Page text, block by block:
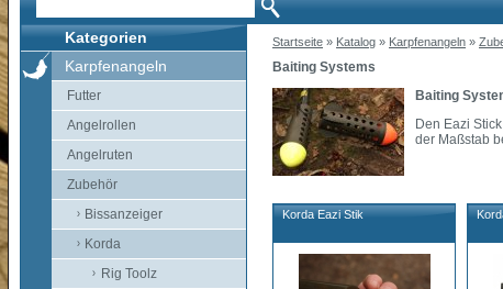
Kategorien
Karpfenangeln
Futter
Angelrollen
Angelruten
Zubehör
Bissanzeiger
Korda
Rig Toolz
Startseite » Katalog » Karpfenangeln »
Baiting Systems
Baiting
Den Eazi
der Maßstab
Korda Eazi Stik